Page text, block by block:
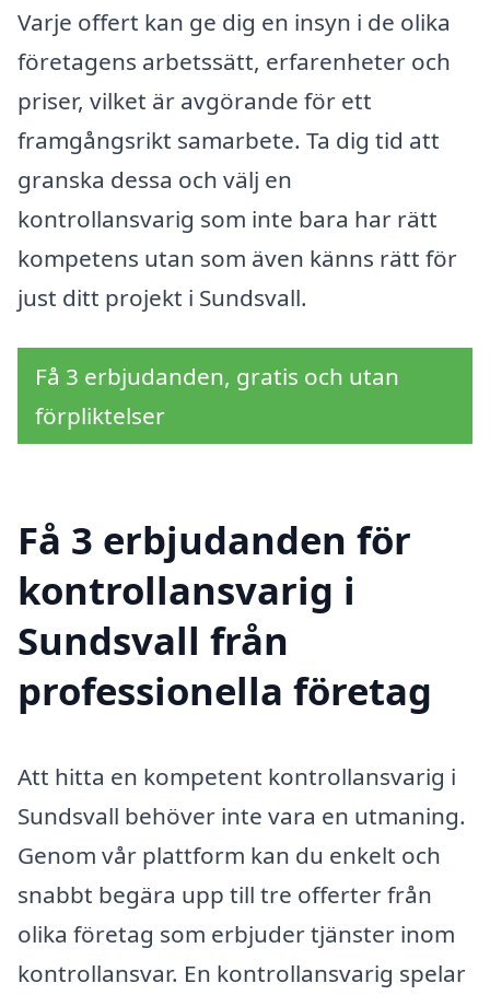
Varje offert kan ge dig en insyn i de olika
företagens arbetssätt, erfarenheter och
priser, vilket är avgörande för ett
framgångsrikt samarbete. Ta dig tid att
granska dessa och välj en
kontrollansvarig som inte bara har rätt
kompetens utan som även känns rätt för
just ditt projekt i Sundsvall.
Få 3 erbjudanden, gratis och utan
förpliktelser
Få 3 erbjudanden för
kontrollansvarig i
Sundsvall från
professionella företag
Att hitta en kompetent kontrollansvarig i
Sundsvall behöver inte vara en utmaning.
Genom vår plattform kan du enkelt och
snabbt begära upp till tre offerter från
olika företag som erbjuder tjänster inom
kontrollansvar. En kontrollansvarig spelar